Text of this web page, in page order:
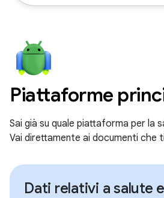
Piattaforme
Sai già su quale piattaforma per la
Vai direttamente ai documenti che
Dati relativi a salute